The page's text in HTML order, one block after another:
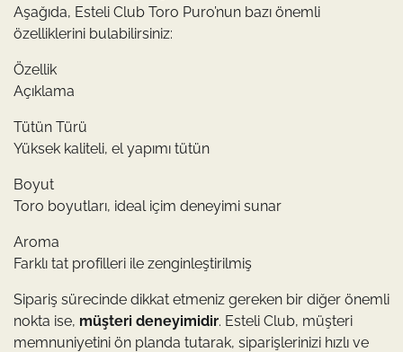
Aşağıda, Esteli Club Toro Puro’nun bazı önemli
özelliklerini bulabilirsiniz:
Özellik
Açıklama
Tütün Türü
Yüksek kaliteli, el yapımı tütün
Boyut
Toro boyutları, ideal içim deneyimi sunar
Aroma
Farklı tat profilleri ile zenginleştirilmiş
Sipariş sürecinde dikkat etmeniz gereken bir diğer önemli
nokta ise, müşteri deneyimidir. Esteli Club, müşteri
memnuniyetini ön planda tutarak, siparişlerinizi hızlı ve